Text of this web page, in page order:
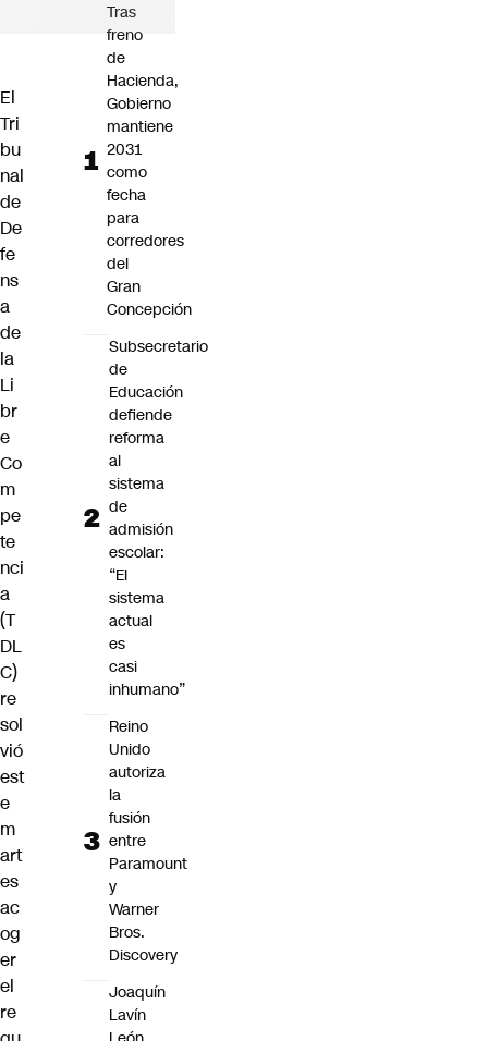
El
Tri
bu
nal
de
De
fe
ns
a
de
la
Li
br
e
Co
m
pe
te
nci
a
(T
DL
C)
re
sol
vió
est
e
m
art
es
ac
og
er
el
re
Tras
freno
de
Hacienda,
Gobierno
mantiene
2031
como
fecha
para
corredores
del
Gran
Concepción
Subsecretario
de
Educación
defiende
reforma
al
sistema
de
admisión
escolar:
“El
sistema
actual
es
casi
inhumano”
Reino
Unido
autoriza
la
fusión
entre
Paramount
y
Warner
Bros.
Discovery
Joaquín
Lavín